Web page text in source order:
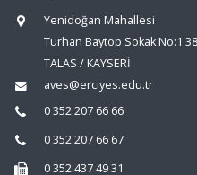
Yenidoğan Mahallesi
Turhan Baytop Sokak No:1
TALAS / KAYSERİ
aves@erciyes.edu.tr
0 352 207 66 66
0 352 207 66 67
0 352 437 49 31